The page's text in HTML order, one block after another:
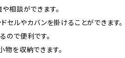
相談ができます。
セルやカバンを掛けることができます。
ので便利です。
を収納できます。